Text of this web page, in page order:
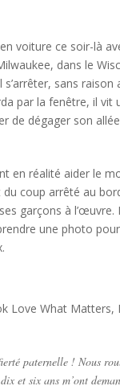
voiture ce soir-là
dans le
s’arrêter, sans raison
par la fenêtre, il vit
de dégager son
en réalité aider le
du coup arrêté au
garçons à l’œuvre.
une photo
Love What Matters,
paternelle ! Nous
et six ans m’ont